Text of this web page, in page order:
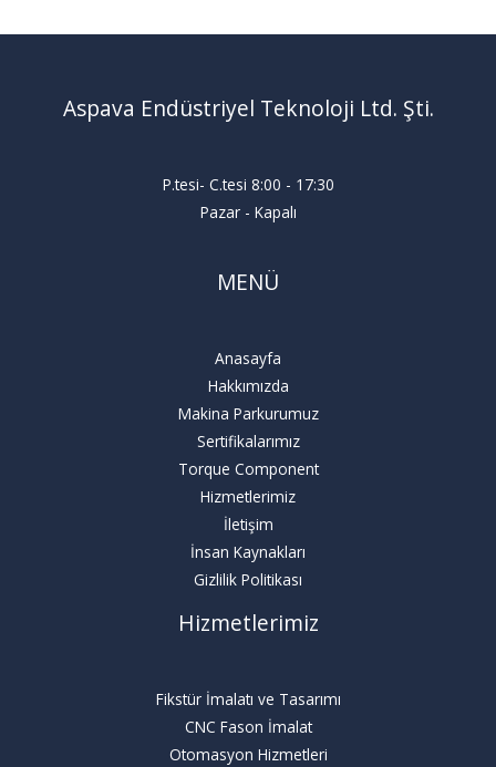
Aspava Endüstriyel Teknoloji Ltd. Şti.
P.tesi- C.tesi 8:00 - 17:30
Pazar - Kapalı
MENÜ
Anasayfa
Hakkımızda
Makina Parkurumuz
Sertifikalarımız
Torque Component
Hizmetlerimiz
İletişim
İnsan Kaynakları
Gizlilik Politikası
Hizmetlerimiz
Fikstür İmalatı ve Tasarımı
CNC Fason İmalat
Otomasyon Hizmetleri